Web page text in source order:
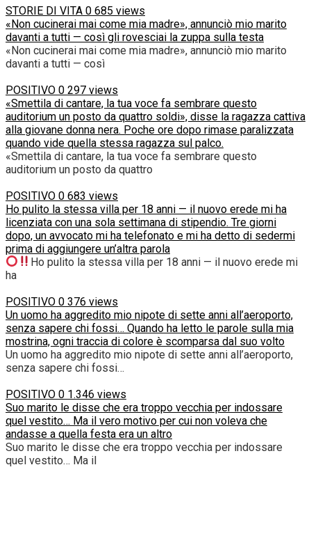
STORIE DI VITA 0 685 views
«Non cucinerai mai come mia madre», annunciò mio marito
davanti a tutti — così gli rovesciai la zuppa sulla testa
«Non cucinerai mai come mia madre», annunciò mio marito
davanti a tutti — così
POSITIVO 0 297 views
«Smettila di cantare, la tua voce fa sembrare questo
auditorium un posto da quattro soldi», disse la ragazza cattiva
alla giovane donna nera. Poche ore dopo rimase paralizzata
quando vide quella stessa ragazza sul palco.
«Smettila di cantare, la tua voce fa sembrare questo
auditorium un posto da quattro
POSITIVO 0 683 views
Ho pulito la stessa villa per 18 anni — il nuovo erede mi ha
licenziata con una sola settimana di stipendio. Tre giorni
dopo, un avvocato mi ha telefonato e mi ha detto di sedermi
prima di aggiungere un’altra parola
Ho pulito la stessa villa per 18 anni — il nuovo erede mi
ha
POSITIVO 0 376 views
Un uomo ha aggredito mio nipote di sette anni all’aeroporto,
senza sapere chi fossi… Quando ha letto le parole sulla mia
mostrina, ogni traccia di colore è scomparsa dal suo volto
Un uomo ha aggredito mio nipote di sette anni all’aeroporto,
senza sapere chi fossi…
POSITIVO 0 1.346 views
Suo marito le disse che era troppo vecchia per indossare
quel vestito… Ma il vero motivo per cui non voleva che
andasse a quella festa era un altro
Suo marito le disse che era troppo vecchia per indossare
quel vestito… Ma il